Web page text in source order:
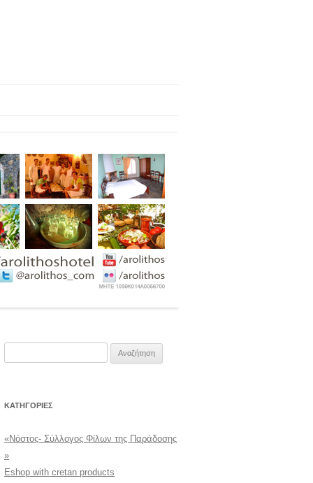
KΑΤΗΓΟΡΊΕΣ
«Νόστος- Σύλλογος Φίλων της Παράδοσης
»
Eshop with cretan products